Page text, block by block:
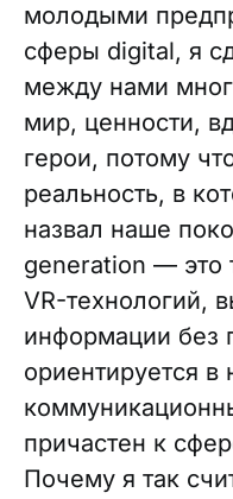
молодыми
сферы digital, я
между нами
мир, ценности,
герои, потому
реальность, в
назвал наше
generation — это
VR-технологий,
информации без
ориентируется в
причастен к
Почему я так